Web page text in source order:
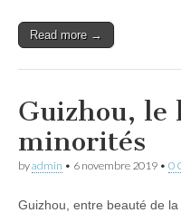
Read more →
Guizhou, le
minorités
byadmin • 6 novembre 2019 • 0
Guizhou, entre beauté de